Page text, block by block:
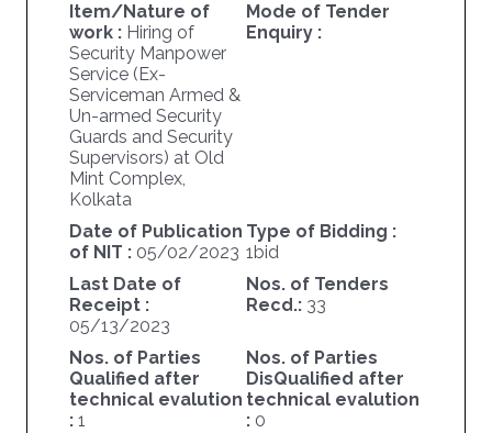
Item/Nature of
work : Hiring of
Security Manpower
Service (Ex-
Serviceman Armed &
Un-armed Security
Guards and Security
Supervisors) at Old
Mint Complex,
Kolkata
Mode of Tender
Enquiry :
Date of Publication
of NIT : 05/02/2023
Type of Bidding :
1bid
Last Date of
Receipt :
05/13/2023
Nos. of Tenders
Recd.: 33
Nos. of Parties
Qualified after
technical evalution
: 1
Nos. of Parties
DisQualified after
technical evalution
: 0